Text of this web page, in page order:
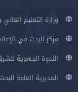
وزارة التعليم
مركز البحث في
الندوة الجهوية
المديرية العامة